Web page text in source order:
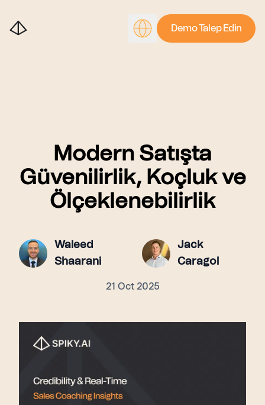
Demo Talep Edin
Modern Satışta
Güvenilirlik, Koçluk ve
Ölçeklenebilirlik
Waleed
Shaarani
Jack
Caragol
21 Oct 2025